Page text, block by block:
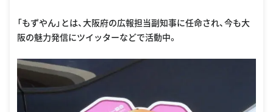
「もずやん」とは、大阪府の広報担当副知事に任命され、今も大
阪の魅力発信にツイッターなどで活動中。